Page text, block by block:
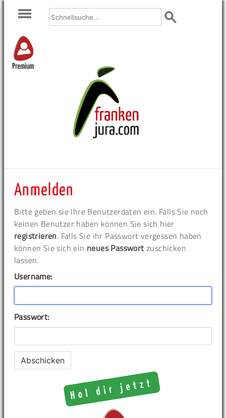
Premium
Anmelden
Bitte geben sie Ihre Benutzerdaten ein. Falls Sie noch
keinen Benutzer haben können Sie sich hier
registrieren. Falls Sie ihr Passwort vergessen haben
können Sie sich ein neues Passwort zuschicken
lassen.
Username:
Passwort: